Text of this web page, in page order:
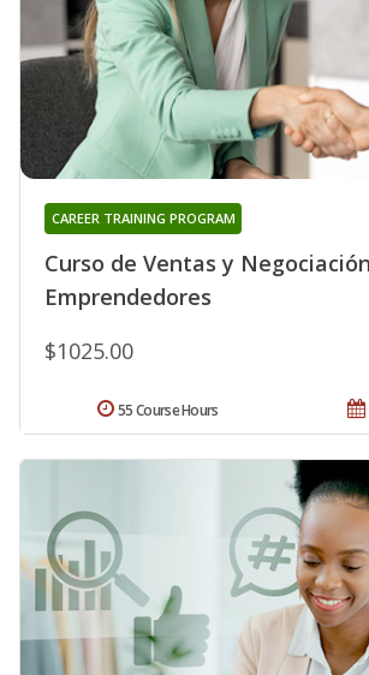
Curso de Ventas y
Emprendedores
CAREER TRAINING PROGRAM
$1025.00
55 Course Hours